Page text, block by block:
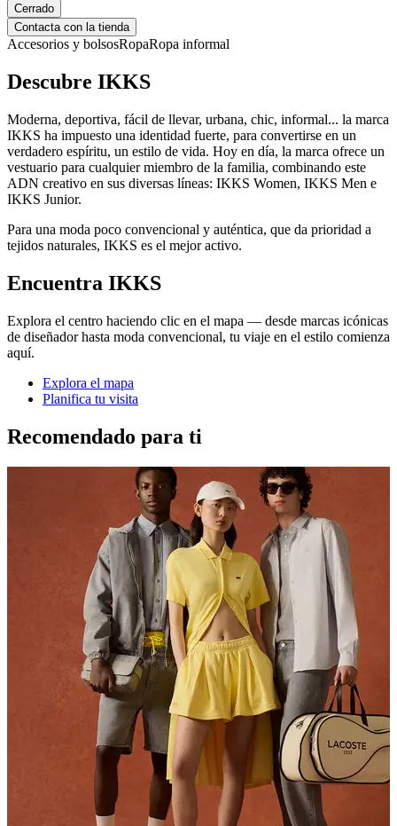
Cerrado
Contacta con la tienda
Accesorios y bolsosRopaRopa informal
Descubre IKKS
Moderna, deportiva, fácil de llevar, urbana, chic, informal... la marca
IKKS ha impuesto una identidad fuerte, para convertirse en un
verdadero espíritu, un estilo de vida. Hoy en día, la marca ofrece un
vestuario para cualquier miembro de la familia, combinando este
ADN creativo en sus diversas líneas: IKKS Women, IKKS Men e
IKKS Junior.
Para una moda poco convencional y auténtica, que da prioridad a
tejidos naturales, IKKS es el mejor activo.
Encuentra IKKS
Explora el centro haciendo clic en el mapa — desde marcas icónicas
de diseñador hasta moda convencional, tu viaje en el estilo comienza
aquí.
Explora el mapa
Planifica tu visita
Recomendado para ti